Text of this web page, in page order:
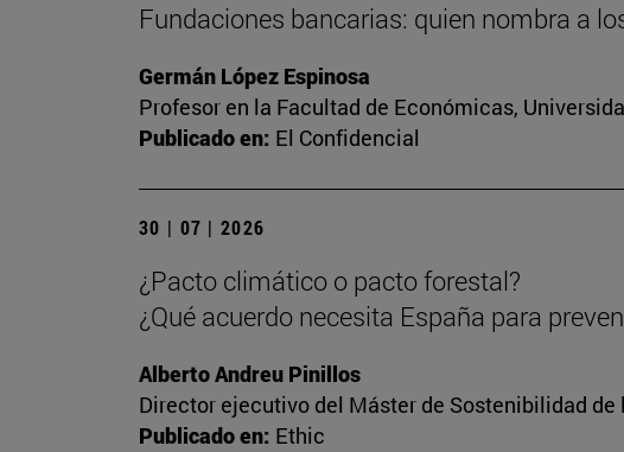
Fundaciones bancarias: quien nombra a
Germán López Espinosa
Profesor en la Facultad de Económicas,
Publicado en: El Confidencial
30 | 07 | 2026
¿Pacto climático o pacto forestal?
¿Qué acuerdo necesita España para
Alberto Andreu Pinillos
Director ejecutivo del Máster de Sostenibilidad de
Publicado en: Ethic